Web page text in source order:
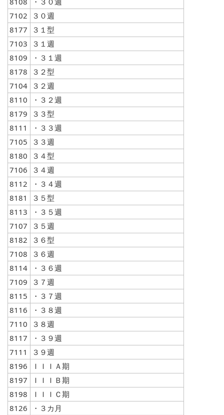
7102
３０週
8177
３１型
7103
３１週
8109
・３１週
8178
３２型
7104 ３２週
8110
・３２週
8179
３３型
8111
・３３週
7105
３３週
8180
３４型
7106
３４週
8112
・３４週
8181
３５型
8113
・３５週
7107
３５週
8182
３６型
7108
３６週
8114
・３６週
7109
３７週
8115
・３７週
8116
・３８週
7110
３８週
8117
・３９週
7111
３９週
8196
ＩＩＩＡ期
8197
ＩＩＩＢ期
8198
ＩＩＩＣ期
8126
・３カ月